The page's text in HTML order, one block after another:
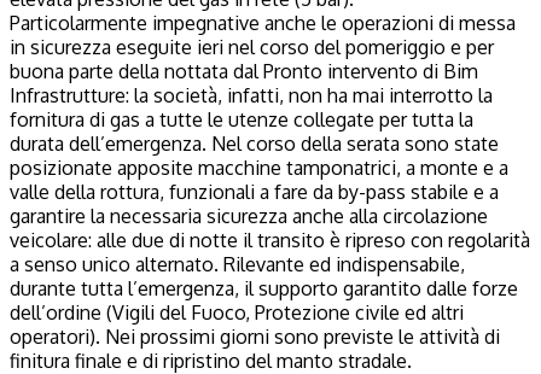
Particolarmente impegnative anche le operazioni di messa
in sicurezza eseguite ieri nel corso del pomeriggio e per
buona parte della nottata dal Pronto intervento di Bim
Infrastrutture: la società, infatti, non ha mai interrotto la
fornitura di gas a tutte le utenze collegate per tutta la
durata dell’emergenza. Nel corso della serata sono state
posizionate apposite macchine tamponatrici, a monte e a
valle della rottura, funzionali a fare da by-pass stabile e a
garantire la necessaria sicurezza anche alla circolazione
veicolare: alle due di notte il transito è ripreso con regolarità
a senso unico alternato. Rilevante ed indispensabile,
durante tutta l’emergenza, il supporto garantito dalle forze
dell’ordine (Vigili del Fuoco, Protezione civile ed altri
operatori). Nei prossimi giorni sono previste le attività di
finitura finale e di ripristino del manto stradale.